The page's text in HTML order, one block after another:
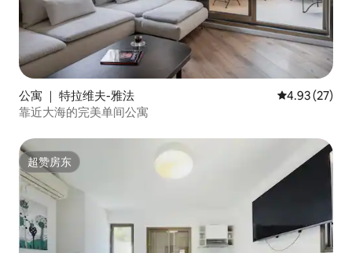
公寓 ｜ 特拉维夫-雅法 平均评分
4.93 (27)
靠近大海的完美单间公寓
超赞房东
超赞房东